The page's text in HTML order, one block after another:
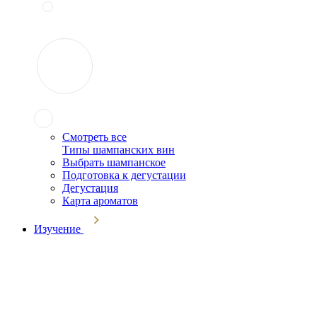
Смотреть все
Типы шампанских вин
Выбрать шампанское
Подготовка к дегустации
Дегустация
Карта ароматов
Изучение